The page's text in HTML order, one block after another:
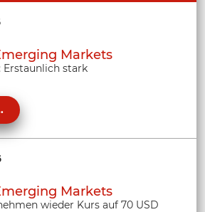
Markets
Erstaunlich stark
Markets
wieder Kurs auf 70 USD